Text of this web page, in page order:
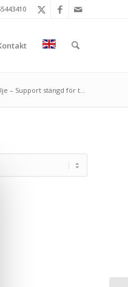
– Support stängd för t...